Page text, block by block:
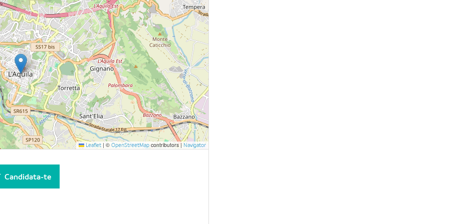
Leaflet | © OpenStreetMapcontributors | Navigator
Candidata-te